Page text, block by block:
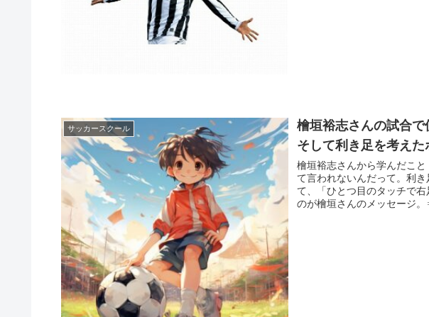
サッカースクール
檜垣裕志さんの試合で
そして利き足を考え
檜垣裕志さんから学んだこ
て言われないんだって。利
て、「ひとつ目のタッチで
のが檜垣さんのメッセージ